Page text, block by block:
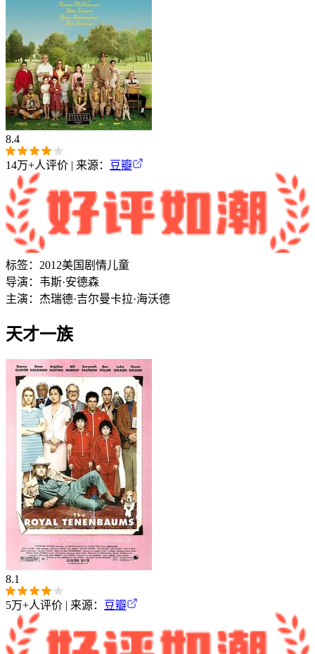
8.4
14万+人评价 | 来源： 豆瓣
标签： 2012美国 剧情儿童
导演： 韦斯·安德森
主演： 杰瑞德·吉尔曼卡拉·海沃德
天才一族
8.1
5万+人评价 | 来源： 豆瓣